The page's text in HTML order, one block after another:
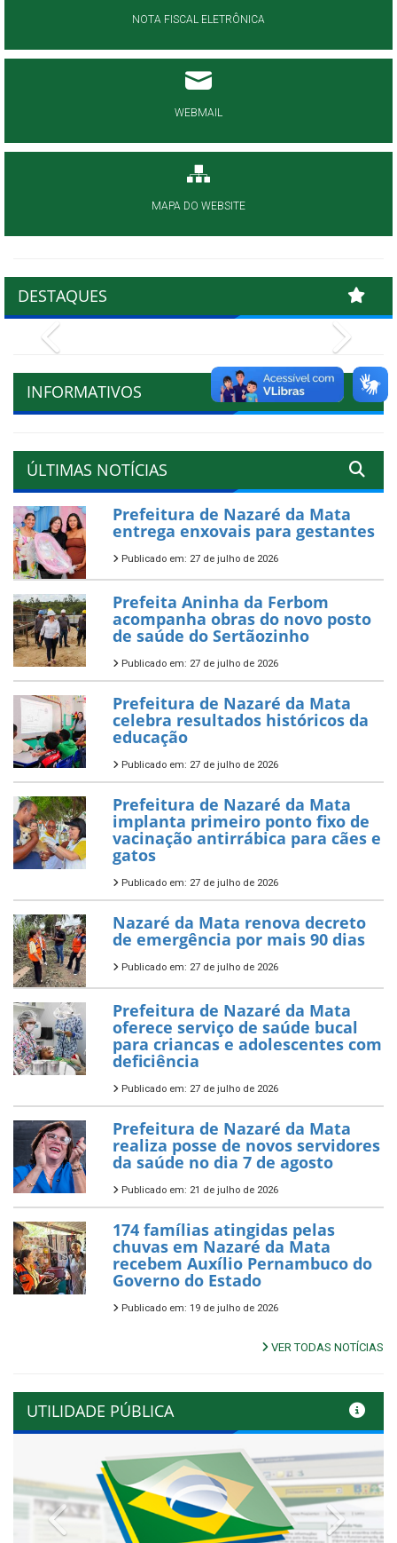
NOTA FISCAL ELETRÔNICA
WEBMAIL
MAPA DO WEBSITE
DESTAQUES
INFORMATIVOS
ÚLTIMAS NOTÍCIAS
Prefeitura de Nazaré da Mata
entrega enxovais para gestantes
Publicado em: 27 de julho de 2026
Prefeita Aninha da Ferbom
acompanha obras do novo posto
de saúde do Sertãozinho
Publicado em: 27 de julho de 2026
Prefeitura de Nazaré da Mata
celebra resultados históricos da
educação
Publicado em: 27 de julho de 2026
Prefeitura de Nazaré da Mata
implanta primeiro ponto fixo de
vacinação antirrábica para cães e
gatos
Publicado em: 27 de julho de 2026
Nazaré da Mata renova decreto
de emergência por mais 90 dias
Publicado em: 27 de julho de 2026
Prefeitura de Nazaré da Mata
oferece serviço de saúde bucal
para criancas e adolescentes com
deficiência
Publicado em: 27 de julho de 2026
Prefeitura de Nazaré da Mata
realiza posse de novos servidores
da saúde no dia 7 de agosto
Publicado em: 21 de julho de 2026
174 famílias atingidas pelas
chuvas em Nazaré da Mata
recebem Auxílio Pernambuco do
Governo do Estado
Publicado em: 19 de julho de 2026
VER TODAS NOTÍCIAS
UTILIDADE PÚBLICA
Previous Next